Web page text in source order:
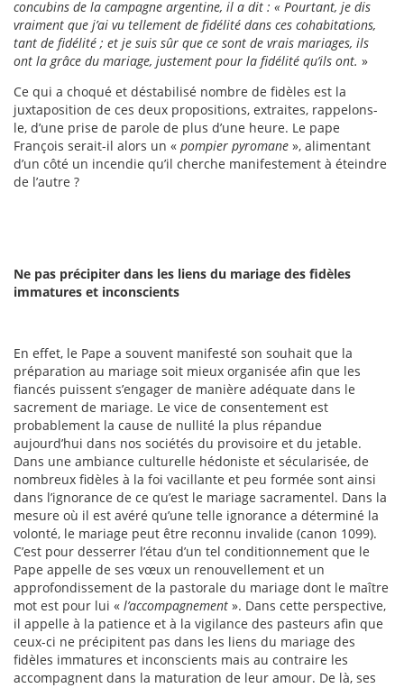
concubins de la campagne argentine, il a dit : « Pourtant, je dis
vraiment que j’ai vu tellement de fidélité dans ces cohabitations,
tant de fidélité ; et je suis sûr que ce sont de vrais mariages, ils
ont la grâce du mariage, justement pour la fidélité qu’ils ont. »
Ce qui a choqué et déstabilisé nombre de fidèles est la
juxtaposition de ces deux propositions, extraites, rappelons-
le, d’une prise de parole de plus d’une heure. Le pape
François serait-il alors un « pompier pyromane », alimentant
d’un côté un incendie qu’il cherche manifestement à éteindre
de l’autre ?
Ne pas précipiter dans les liens du mariage des fidèles
immatures et inconscients
En effet, le Pape a souvent manifesté son souhait que la
préparation au mariage soit mieux organisée afin que les
fiancés puissent s’engager de manière adéquate dans le
sacrement de mariage. Le vice de consentement est
probablement la cause de nullité la plus répandue
aujourd’hui dans nos sociétés du provisoire et du jetable.
Dans une ambiance culturelle hédoniste et sécularisée, de
nombreux fidèles à la foi vacillante et peu formée sont ainsi
dans l’ignorance de ce qu’est le mariage sacramentel. Dans la
mesure où il est avéré qu’une telle ignorance a déterminé la
volonté, le mariage peut être reconnu invalide (canon 1099).
C’est pour desserrer l’étau d’un tel conditionnement que le
Pape appelle de ses vœux un renouvellement et un
approfondissement de la pastorale du mariage dont le maître
mot est pour lui « l’accompagnement ». Dans cette perspective,
il appelle à la patience et à la vigilance des pasteurs afin que
ceux-ci ne précipitent pas dans les liens du mariage des
fidèles immatures et inconscients mais au contraire les
accompagnent dans la maturation de leur amour. De là, ses